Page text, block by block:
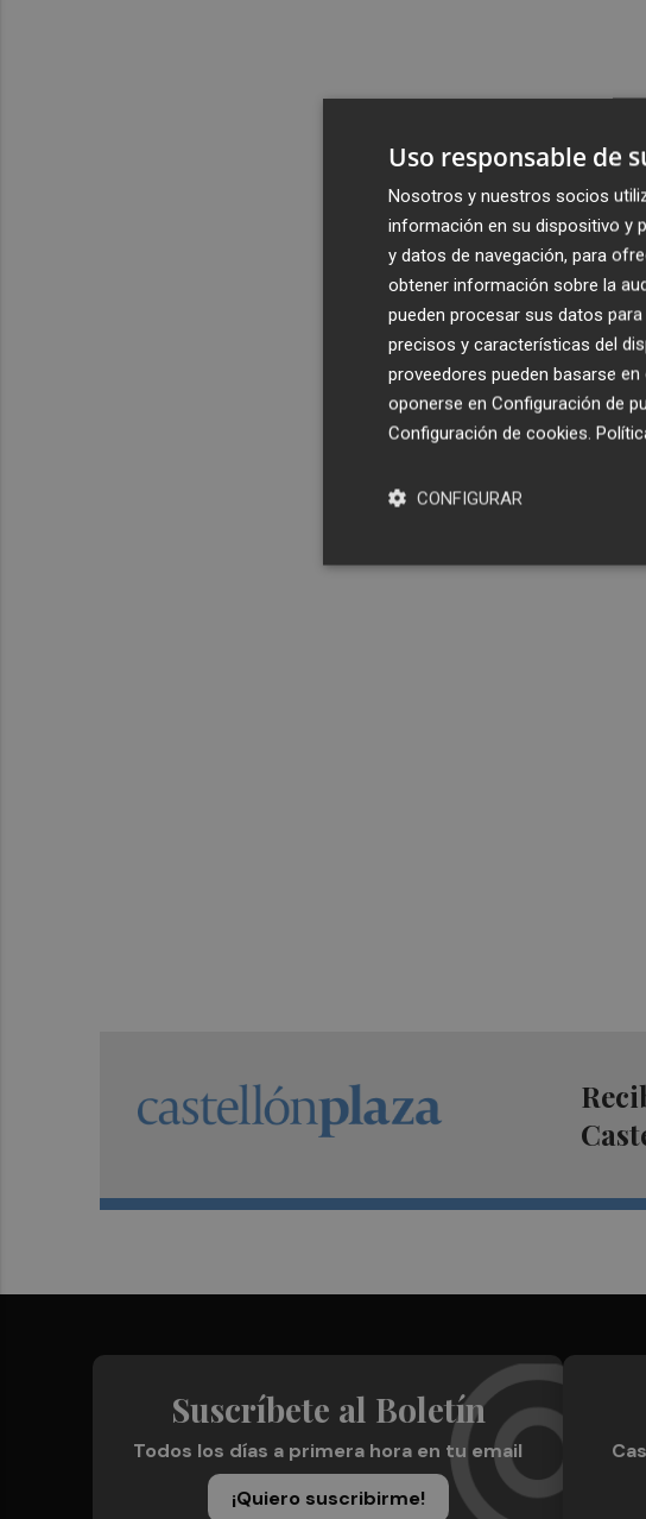
Suscríbete al Boletín
Todos los días a primera hora en tu email
¡Quiero suscribirme!
Uso responsable de
Nosotros y nuestros socios
información en su dispositivo y
y datos de navegación, para
obtener información sobre la
pueden procesar sus datos
precisos y características del
proveedores pueden basarse
oponerse en Configuración de
Configuración de cookies.
CONFIGURAR